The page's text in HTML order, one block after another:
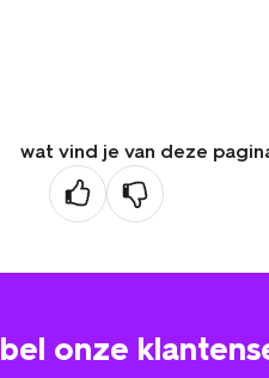
wat vind je van deze
bel onze